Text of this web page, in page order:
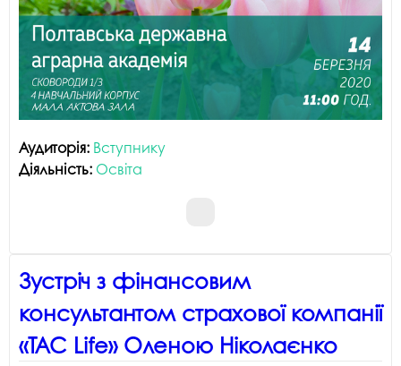
Аудиторія: Вступнику
Діяльність: Освіта
Зустріч з фінансовим
консультантом страхової компанії
«ТАС Life» Оленою Ніколаєнко